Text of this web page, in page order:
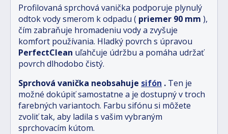
Profilovaná sprchová vanička podporuje plynulý
odtok vody smerom k odpadu ( priemer 90 mm ),
čím zabraňuje hromadeniu vody a zvyšuje
komfort používania. Hladký povrch s úpravou
PerfectClean uľahčuje údržbu a pomáha udržať
povrch dlhodobo čistý.
Sprchová vanička neobsahuje sifón . Ten je
možné dokúpiť samostatne a je dostupný v troch
farebných variantoch. Farbu sifónu si môžete
zvoliť tak, aby ladila s vašim vybraným
sprchovacím kútom.